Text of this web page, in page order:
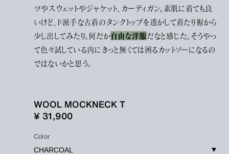
ツやスウェットやジャケット、カーディガン。素肌に着ても良
いけど、ド派手な古着のタンクトップを透かして着たり裾から
少し出してみたり。何だか自由な洋服だなと感じた。そうやっ
て色々試している内にきっと無くては困るカットソーになるの
ではないかと思う。
WOOL MOCKNECK T
¥ 31,900
Color